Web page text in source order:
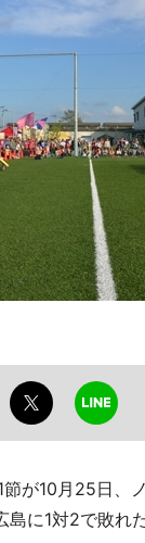
が10月25日、
に1対2で敗れた